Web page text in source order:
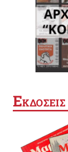
ΕΚΔΟΣΕΙΣ